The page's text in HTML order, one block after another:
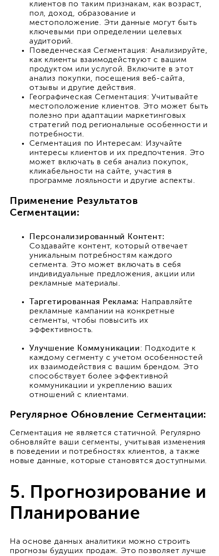
клиентов по таким признакам, как возраст,
пол, доход, образование и
местоположение. Эти данные могут быть
ключевыми при определении целевых
аудиторий.
Поведенческая Сегментация: Анализируйте,
как клиенты взаимодействуют с вашим
продуктом или услугой. Включите в этот
анализ покупки, посещения веб-сайта,
отзывы и другие действия.
Географическая Сегментация: Учитывайте
местоположение клиентов. Это может быть
полезно при адаптации маркетинговых
стратегий под региональные особенности и
потребности.
Сегментация по Интересам: Изучайте
интересы клиентов и их предпочтения. Это
может включать в себя анализ покупок,
кликабельности на сайте, участия в
программе лояльности и другие аспекты.
Применение Результатов
Сегментации:
Персонализированный Контент:
Создавайте контент, который отвечает
уникальным потребностям каждого
сегмента. Это может включать в себя
индивидуальные предложения, акции или
рекламные материалы.
Таргетированная Реклама: Направляйте
рекламные кампании на конкретные
сегменты, чтобы повысить их
эффективность.
Улучшение Коммуникации: Подходите к
каждому сегменту с учетом особенностей
их взаимодействия с вашим брендом. Это
способствует более эффективной
коммуникации и укреплению ваших
отношений с клиентами.
Регулярное Обновление Сегментации:
Сегментация не является статичной. Регулярно
обновляйте ваши сегменты, учитывая изменения
в поведении и потребностях клиентов, а также
новые данные, которые становятся доступными.
5. Прогнозирование и
Планирование
На основе данных аналитики можно строить
прогнозы будущих продаж. Это позволяет лучше